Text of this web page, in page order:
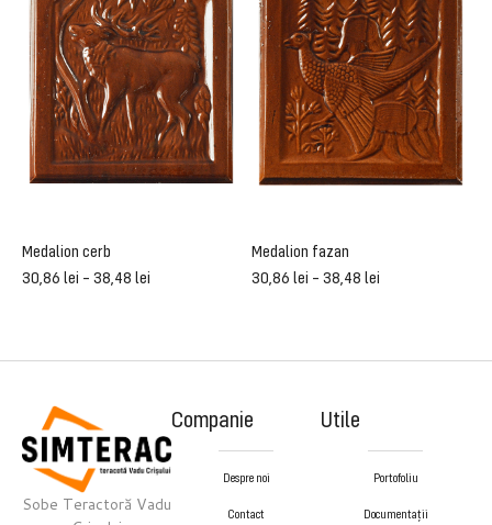
Medalion cerb
30,86 lei – 38,48 lei
Medalion fazan
30,86 lei – 38,48 lei
Sobe Teractoră Vadu
Companie
Despre noi
Contact
Utile
Portofoliu
Documentații